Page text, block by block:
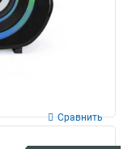
Сравнить